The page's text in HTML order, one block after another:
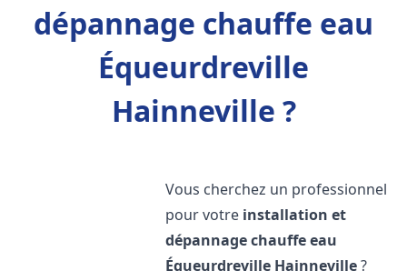
dépannage chauffe eau
Équeurdreville
Hainneville ?
Vous cherchez un professionnel
pour votre installation et
dépannage chauffe eau
Équeurdreville Hainneville?